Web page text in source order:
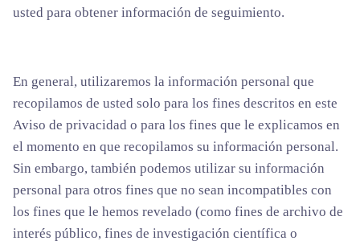
usted para obtener información de seguimiento.
En general, utilizaremos la información personal que
recopilamos de usted solo para los fines descritos en este
Aviso de privacidad o para los fines que le explicamos en
el momento en que recopilamos su información personal.
Sin embargo, también podemos utilizar su información
personal para otros fines que no sean incompatibles con
los fines que le hemos revelado (como fines de archivo de
interés público, fines de investigación científica o